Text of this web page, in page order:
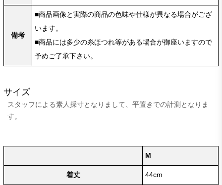
備考
■商品画像と実際の商品の色味や仕様が異なる場合がござ
います。
■商品には多少の糸ほつれ等がある場合が御座いますので
予めご了承下さい。
サイズ
スタッフによる素人採寸となりまして、平置きでの計測となりま
す。
M
着丈 44cm